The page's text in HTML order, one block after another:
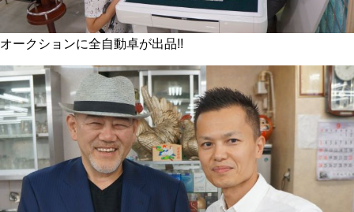
オークションに全自動卓が出品!!